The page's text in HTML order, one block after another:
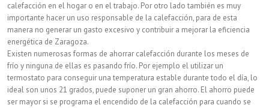
calefacción en el hogar o en el trabajo. Por otro lado también es muy
importante hacer un uso responsable de la calefacción, para de esta
manera no generar un gasto excesivo y contribuir a mejorar la eficiencia
energética de Zaragoza.
Existen numerosas formas de ahorrar calefacción durante los meses de
frío y ninguna de ellas es pasando frío. Por ejemplo el utilizar un
termostato para conseguir una temperatura estable durante todo el día, lo
ideal son unos 21 grados, puede suponer un gran ahorro. El ahorro puede
ser mayor si se programa el encendido de la calefacción para cuando se